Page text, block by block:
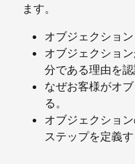
ます。
オブジェクション
オブジェクショ
分である理由を認
なぜお客様がオ
る。
オブジェクショ
ステップを定義す